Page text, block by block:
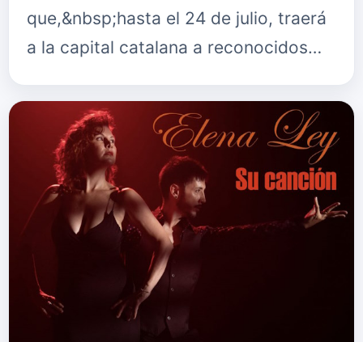
que,&nbsp;hasta el 24 de julio, traerá
a la capital catalana a reconocidos
Entre los 36 conciertos anuncia…